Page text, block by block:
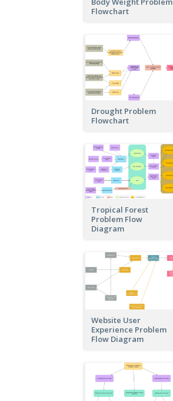
Flowchart
Drought Problem
Flowchart
Tropical Forest
Problem Flow
Diagram
Website User
Experience Problem
Flow Diagram